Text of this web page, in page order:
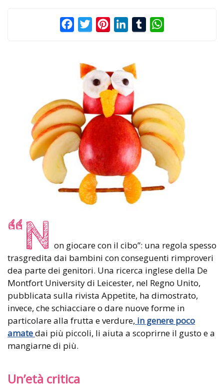
FacebookTwitterPinterestLinkedInTumblr
“N on giocare con il cibo”: una regola spesso
trasgredita dai bambini con conseguenti rimproveri
dea parte dei genitori. Una ricerca inglese della De
Montfort University di Leicester, nel Regno Unito,
pubblicata sulla rivista Appetite, ha dimostrato,
invece, che schiacciare o dare nuove forme in
particolare alla frutta e verdure, in genere poco
amatedai più piccoli, li aiuta a scoprirne il gusto e a
mangiarne di più.
Un’età critica